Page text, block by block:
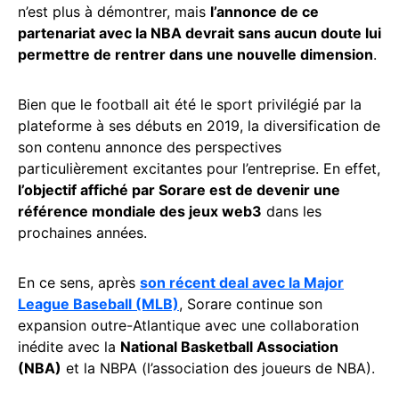
n’est plus à démontrer, mais l’annonce de ce
partenariat avec la NBA devrait sans aucun doute lui
permettre de rentrer dans une nouvelle dimension.
Bien que le football ait été le sport privilégié par la
plateforme à ses débuts en 2019, la diversification de
son contenu annonce des perspectives
particulièrement excitantes pour l’entreprise. En effet,
l’objectif affiché par Sorare est de devenir une
référence mondiale des jeux web3 dans les
prochaines années.
En ce sens, après son récent deal avec la Major
League Baseball (MLB), Sorare continue son
expansion outre-Atlantique avec une collaboration
inédite avec la National Basketball Association
(NBA) et la NBPA (l’association des joueurs de NBA).